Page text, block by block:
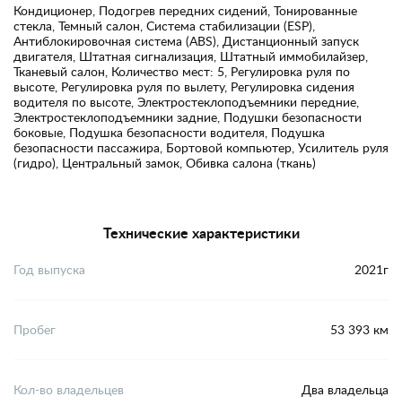
Кондиционер, Подогрев передних сидений, Тонированные
стекла, Темный салон, Система стабилизации (ESP),
Антиблокировочная система (ABS), Дистанционный запуск
двигателя, Штатная сигнализация, Штатный иммобилайзер,
Тканевый салон, Количество мест: 5, Регулировка руля по
высоте, Регулировка руля по вылету, Регулировка сидения
водителя по высоте, Электростеклоподъемники передние,
Электростеклоподъемники задние, Подушки безопасности
боковые, Подушка безопасности водителя, Подушка
безопасности пассажира, Бортовой компьютер, Усилитель руля
(гидро), Центральный замок, Обивка салона (ткань)
Технические характеристики
Год выпуска 2021г
Пробег 53 393 км
Кол-во владельцев Два владельца